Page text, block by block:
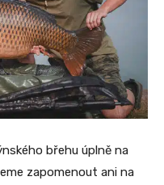
břehu úplně na
zapomenout ani na